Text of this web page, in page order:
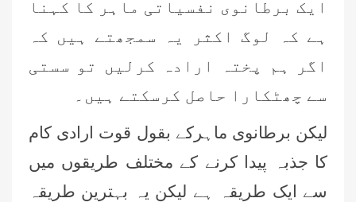
ایک برطانوی نفسیاتی ماہر کا کہنا
ہے کہ لوگ اکثر یہ سمجھتے ہیں کہ
اگر ہم پختہ ارادہ کرلیں تو سستی
سے چھٹکارا حاصل کرسکتے ہیں۔
لیکن برطانوی ماہرکے بقول قوت ارادی کام
کا جذبہ پیدا کرنے کے مختلف طریقوں میں
سے ایک طریقہ ہے لیکن یہ بہترین طریقہ